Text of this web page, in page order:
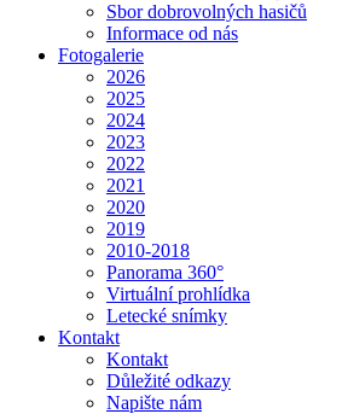
Sbor dobrovolných hasičů
Informace od nás
Fotogalerie
2026
2025
2024
2023
2022
2021
2020
2019
2010-2018
Panorama 360°
Virtuální prohlídka
Letecké snímky
Kontakt
Kontakt
Důležité odkazy
Napište nám